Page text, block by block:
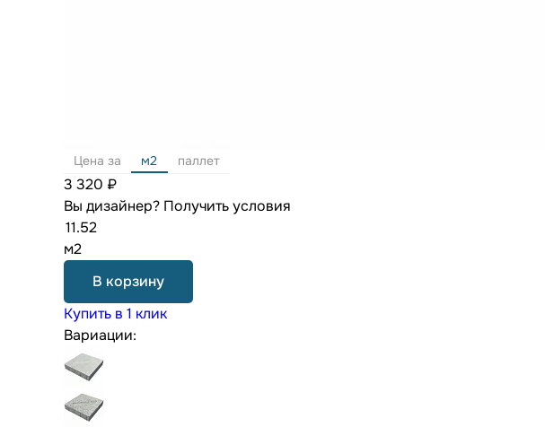
Цена за м2 паллет
3 320 ₽
Вы дизайнер? Получить условия
м2
В корзину
Купить в 1 клик
Вариации: